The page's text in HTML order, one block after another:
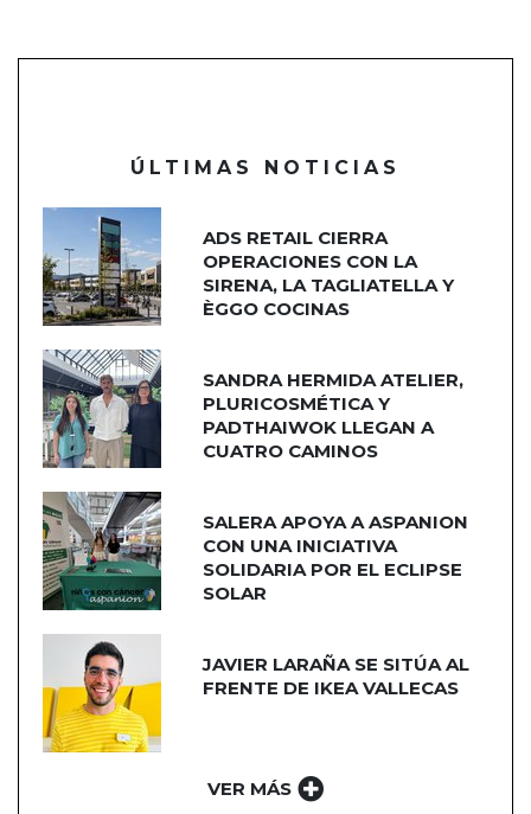
ÚLTIMAS NOTICIAS
ADS RETAIL CIERRA
OPERACIONES CON LA
SIRENA, LA TAGLIATELLA Y
ÈGGO COCINAS
SANDRA HERMIDA ATELIER,
PLURICOSMÉTICA Y
PADTHAIWOK LLEGAN A
CUATRO CAMINOS
SALERA APOYA A ASPANION
CON UNA INICIATIVA
SOLIDARIA POR EL ECLIPSE
SOLAR
JAVIER LARAÑA SE SITÚA AL
FRENTE DE IKEA VALLECAS
VER MÁS